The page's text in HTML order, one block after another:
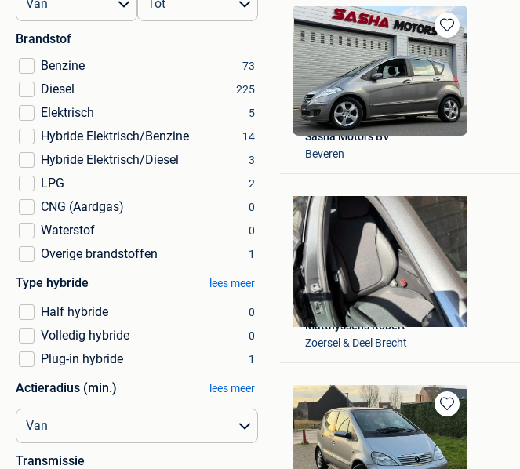
Brandstof
Benzine
73
Diesel 225
Elektrisch 5
Hybride Elektrisch/Benzine 14
Hybride Elektrisch/Diesel 3
LPG 2
CNG (Aardgas) 0
Waterstof 0
Overige brandstoffen 1
Type hybride lees meer
Half hybride 0
Volledig hybride 0
Plug-in hybride 1
Actieradius (min.) lees meer
Transmissie
Bewaren
in
Mijn
Favorieten
Sasha Motors BV
Beveren
Mijn
Favorieten
Matthyssens Robert
Zoersel & Deel Brecht
Bewaren
in
Mijn
Favorieten